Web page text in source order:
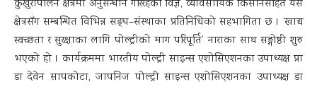
कुखुरापालन क्षेत्रमा अनुसन्धान गरिरहेका विज्ञ, व्यावसायिक किसानसहित यस
क्षेत्रसँग सम्बन्धित विभिन्न सङ्घ–संस्थाका प्रतिनिधिको सहभागिता छ । ‘खाद्य
स्वच्छता र सुरक्षाका लागि पोल्ट्रीको माग परिपूर्ति’ नाराका साथ सङ्गोष्ठी शुरु
भएको हो । कार्यक्रममा भारतीय पोल्ट्री साइन्स एशोसिएशनका उपाध्यक्ष प्रा
डा देवेन सापकोटा, जापनिज पोल्ट्री साइन्स एशोसिएशनका उपाध्यक्ष डा